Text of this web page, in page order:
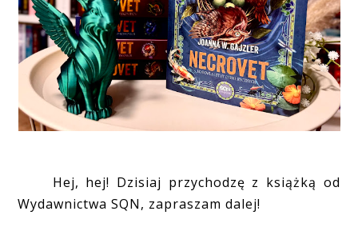
Hej, hej! Dzisiaj przychodzę z książką od
Wydawnictwa SQN, zapraszam dalej!